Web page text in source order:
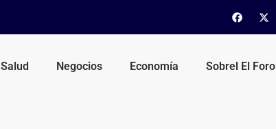
Salud Negocios Economía Sobrel El Foro